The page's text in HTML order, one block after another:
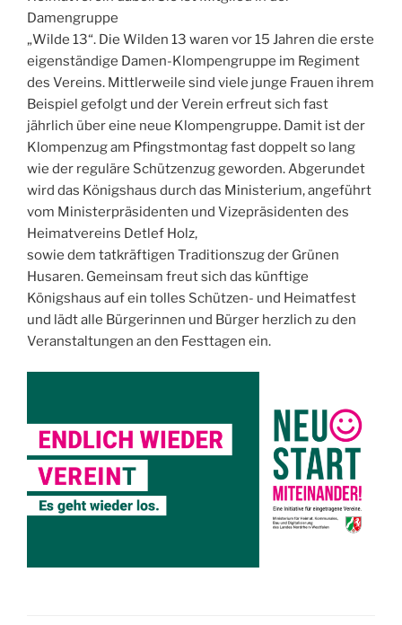
Damengruppe
„Wilde 13“. Die Wilden 13 waren vor 15 Jahren die erste
eigenständige Damen-Klompengruppe im Regiment
des Vereins. Mittlerweile sind viele junge Frauen ihrem
Beispiel gefolgt und der Verein erfreut sich fast
jährlich über eine neue Klompengruppe. Damit ist der
Klompenzug am Pfingstmontag fast doppelt so lang
wie der reguläre Schützenzug geworden. Abgerundet
wird das Königshaus durch das Ministerium, angeführt
vom Ministerpräsidenten und Vizepräsidenten des
Heimatvereins Detlef Holz,
sowie dem tatkräftigen Traditionszug der Grünen
Husaren. Gemeinsam freut sich das künftige
Königshaus auf ein tolles Schützen- und Heimatfest
und lädt alle Bürgerinnen und Bürger herzlich zu den
Veranstaltungen an den Festtagen ein.